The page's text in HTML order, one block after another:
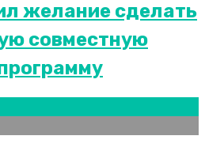
желание сделать
совместную